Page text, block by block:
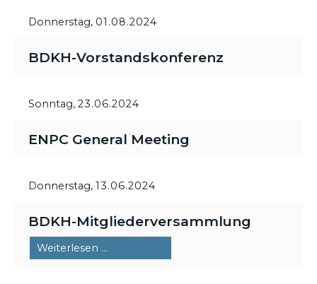
Donnerstag, 01.08.2024
BDKH-Vorstandskonferenz
Sonntag, 23.06.2024
ENPC General Meeting
Donnerstag, 13.06.2024
BDKH-Mitgliederversammlung
Weiterlesen …